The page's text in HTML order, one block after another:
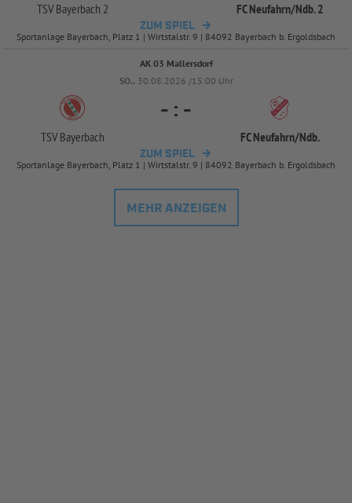
TSV Bayerbach 2 FC Neufahrn/Ndb. 2
ZUM SPIEL
Sportanlage Bayerbach, Platz 1 | Wirtstalstr. 9 | 84092 Bayerbach b. Ergoldsbach
AK 03 Mallersdorf
SO.. 30.08.2026 /15:00 Uhr
TSV Bayerbach
- : -
FC Neufahrn/Ndb.
ZUM SPIEL
Sportanlage Bayerbach, Platz 1 | Wirtstalstr. 9 | 84092 Bayerbach b. Ergoldsbach
MEHR ANZEIGEN